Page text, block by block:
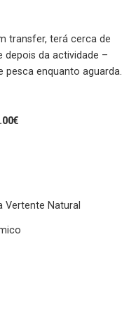
transfer, terá cerca de
depois da actividade –
pesca enquanto aguarda.
Vertente Natural